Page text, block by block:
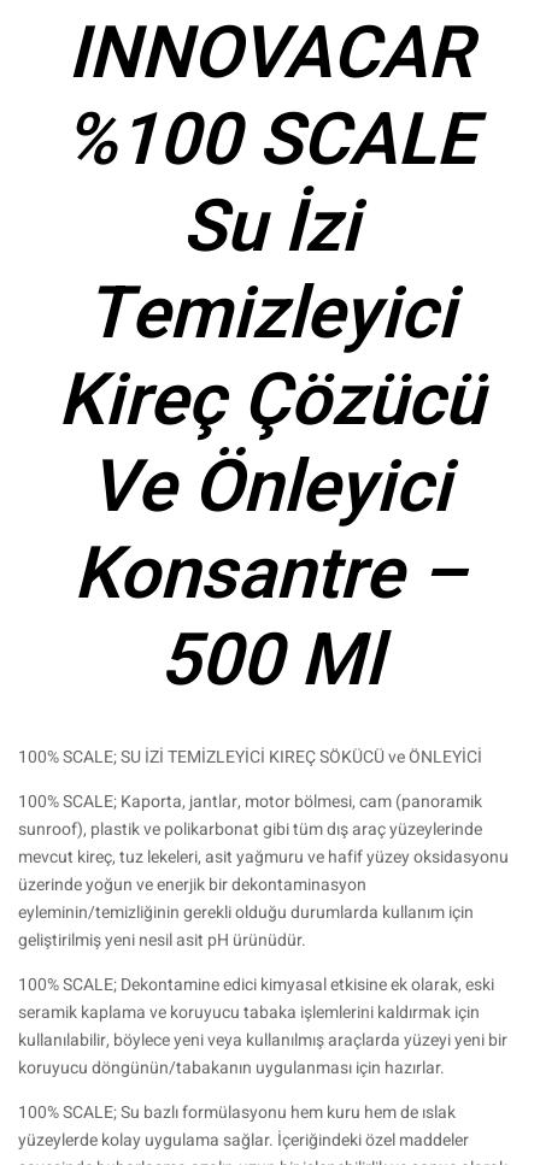
INNOVACAR
%100 SCALE
Su İzi
Temizleyici
Kireç Çözücü
Ve Önleyici
Konsantre –
500 Ml
100% SCALE; SU İZİ TEMİZLEYİCİ KIREÇ SÖKÜCÜ ve ÖNLEYİCİ
100% SCALE; Kaporta, jantlar, motor bölmesi, cam (panoramik
sunroof), plastik ve polikarbonat gibi tüm dış araç yüzeylerinde
mevcut kireç, tuz lekeleri, asit yağmuru ve hafif yüzey oksidasyonu
üzerinde yoğun ve enerjik bir dekontaminasyon
eyleminin/temizliğinin gerekli olduğu durumlarda kullanım için
geliştirilmiş yeni nesil asit pH ürünüdür.
100% SCALE; Dekontamine edici kimyasal etkisine ek olarak, eski
seramik kaplama ve koruyucu tabaka işlemlerini kaldırmak için
kullanılabilir, böylece yeni veya kullanılmış araçlarda yüzeyi yeni bir
koruyucu döngünün/tabakanın uygulanması için hazırlar.
100% SCALE; Su bazlı formülasyonu hem kuru hem de ıslak
yüzeylerde kolay uygulama sağlar. İçeriğindeki özel maddeler